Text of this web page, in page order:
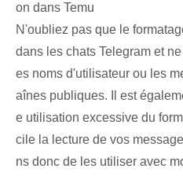
on dans Temu
N'oubliez pas que le
dans les chats Telegram et
es noms d'utilisateur ou les
aînes publiques. Il est
e utilisation excessive du
cile la lecture de vos
ns donc de les utiliser avec